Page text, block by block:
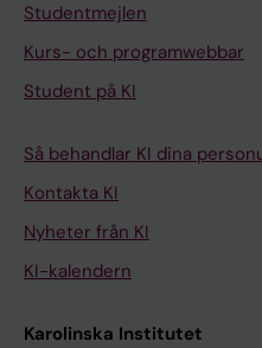
Studentmejlen
Kurs- och programwebbar
Student på KI
Så behandlar KI dina
Kontakta KI
Nyheter från KI
KI-kalendern
Karolinska Institutet